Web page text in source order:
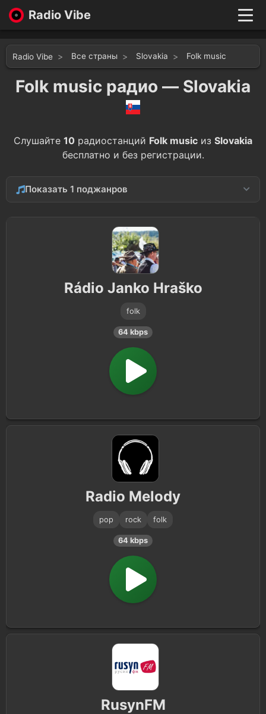
Radio Vibe
New
Genres
Likes
Top 100
Radio Vibe Все страны Slovakia Folk music
Folk music радио — Slovakia
Слушайте 10 радиостанций Folk music из Slovakia
бесплатно и без регистрации.
Показать 1 поджанров
Rádio Janko Hraško
folk
64 kbps
Radio Melody
pop rock folk
64 kbps
RusynFM